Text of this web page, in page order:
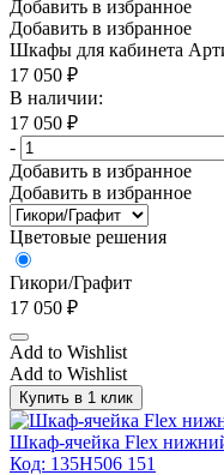
Добавить в избранное
Добавить в избранное
Шкафы для кабинета
17 050 ₽
В наличии:
17 050 ₽
-
Добавить в избранное
Добавить в избранное
Цветовые решения
Гикори/Графит
17 050 ₽
Add to Wishlist
Add to Wishlist
Купить в 1 клик
Шкаф-ячейка Flex
Код: 135H506 151